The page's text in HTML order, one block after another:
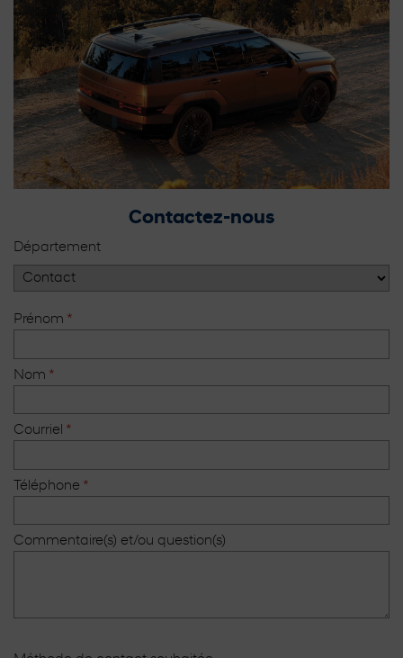
Contactez-nous
Département
Prénom *
Nom *
Courriel *
Téléphone *
Commentaire(s) et/ou question(s)